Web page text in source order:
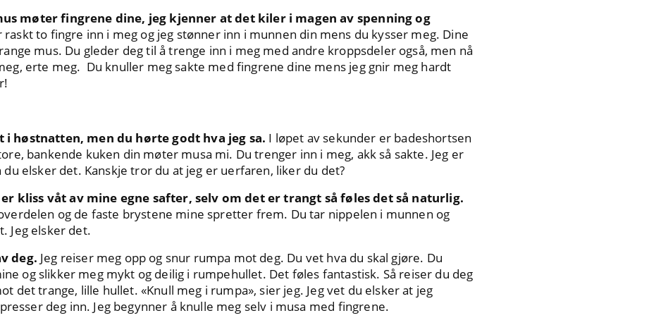
møter fingrene dine, jeg kjenner at det kiler i magen av spenning og
raskt to fingre inn i meg og jeg stønner inn i munnen din mens du kysser meg. Dine
mus. Du gleder deg til å trenge inn i meg med andre kroppsdeler også, men nå
erte meg. Du knuller meg sakte med fingrene dine mens jeg gnir meg hardt
høstnatten, men du hørte godt hva jeg sa. I løpet av sekunder er badeshortsen
bankende kuken din møter musa mi. Du trenger inn i meg, akk så sakte. Jeg er
elsker det. Kanskje tror du at jeg er uerfaren, liker du det?
er kliss våt av mine egne safter, selv om det er trangt så føles det så naturlig.
og de faste brystene mine spretter frem. Du tar nippelen i munnen og
Jeg elsker det.
deg. Jeg reiser meg opp og snur rumpa mot deg. Du vet hva du skal gjøre. Du
og slikker meg mykt og deilig i rumpehullet. Det føles fantastisk. Så reiser du deg
det trange, lille hullet. «Knull meg i rumpa», sier jeg. Jeg vet du elsker at jeg
deg inn. Jeg begynner å knulle meg selv i musa med fingrene.